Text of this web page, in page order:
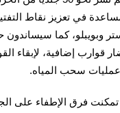
في تعزيز نقاط
وبويبلو، كما سيساندون
قوارب إضافية، لإبقاء
سحب المياه.
فرق الإطفاء على